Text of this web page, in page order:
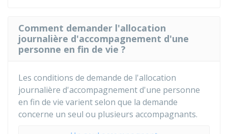
Comment demander l'allocation
journalière d'accompagnement d'une
personne en fin de vie ?
Les conditions de demande de l'allocation
journalière d'accompagnement d'une personne
en fin de vie varient selon que la demande
concerne un seul ou plusieurs accompagnants.